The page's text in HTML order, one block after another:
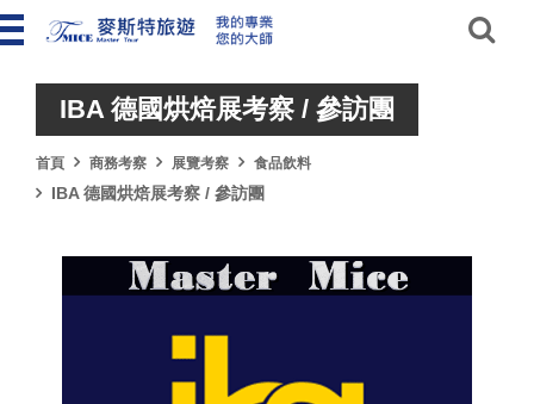
IBA 德國烘焙展考察 / 參訪團
首頁 商務考察 展覽考察 食品飲料
IBA 德國烘焙展考察 / 參訪團